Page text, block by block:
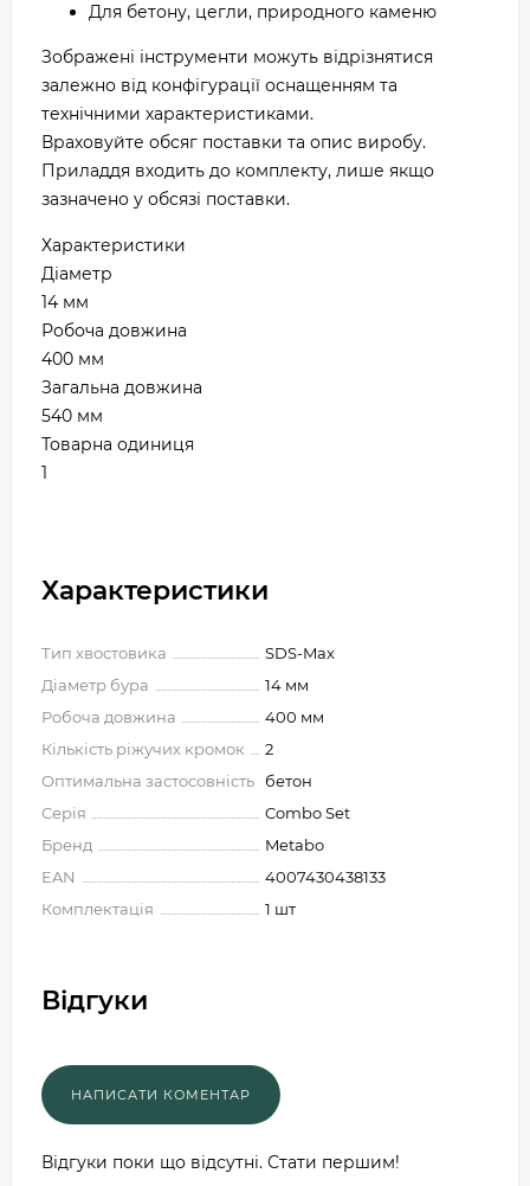
Для бетону, цегли, природного каменю
Зображені інструменти можуть відрізнятися
залежно від конфігурації оснащенням та
технічними характеристиками.
Враховуйте обсяг поставки та опис виробу.
Приладдя входить до комплекту, лише якщо
зазначено у обсязі поставки.
Характеристики
Діаметр
14 мм
Робоча довжина
400 мм
Загальна довжина
540 мм
Товарна одиниця
1
Характеристики
Тип хвостовика
SDS-Max
Діаметр бура
14 мм
Робоча довжина
400 мм
Кількість ріжучих кромок
2
Оптимальна застосовність
бетон
Серія
Combo Set
Бренд
Metabo
EAN
4007430438133
Комплектація
1 шт
Відгуки
Відгуки поки що відсутні. Стати першим!